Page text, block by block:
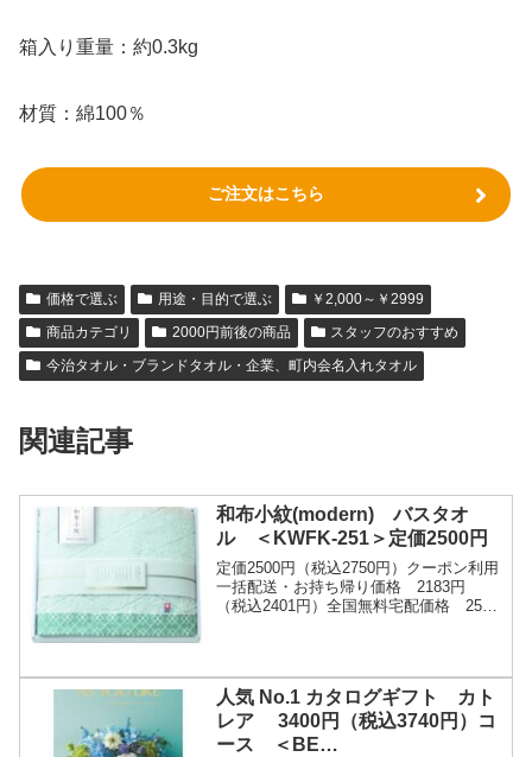
箱入り重量：約0.3kg
材質：綿100％
ご注文はこちら
価格で選ぶ 用途・目的で選ぶ
￥2,000～￥2999
商品カテゴリ
2000円前後の商品
スタッフのおすすめ
今治タオル・ブランドタオル・企業、町内会名入れタオル
関連記事
和布小紋(modern) バスタオ
ル ＜KWFK-251＞定価2500円
定価2500円（税込2750円）クーポン利用
一括配送・お持ち帰り価格 2183円
（税込2401円）全国無料宅配価格 2500
人気 No.1 カタログギフト カト
レア 3400円（税込3740円）コ
ース ＜BE